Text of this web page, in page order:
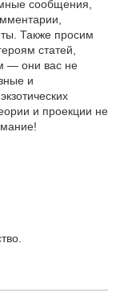
сообщения,
Также просим
статей,
— они вас не
и
и проекции не